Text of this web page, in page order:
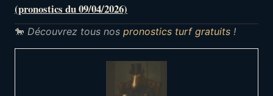
(pronostics du 09/04/2026)
🐎 Découvrez tous nos pronostics turf gratuits !